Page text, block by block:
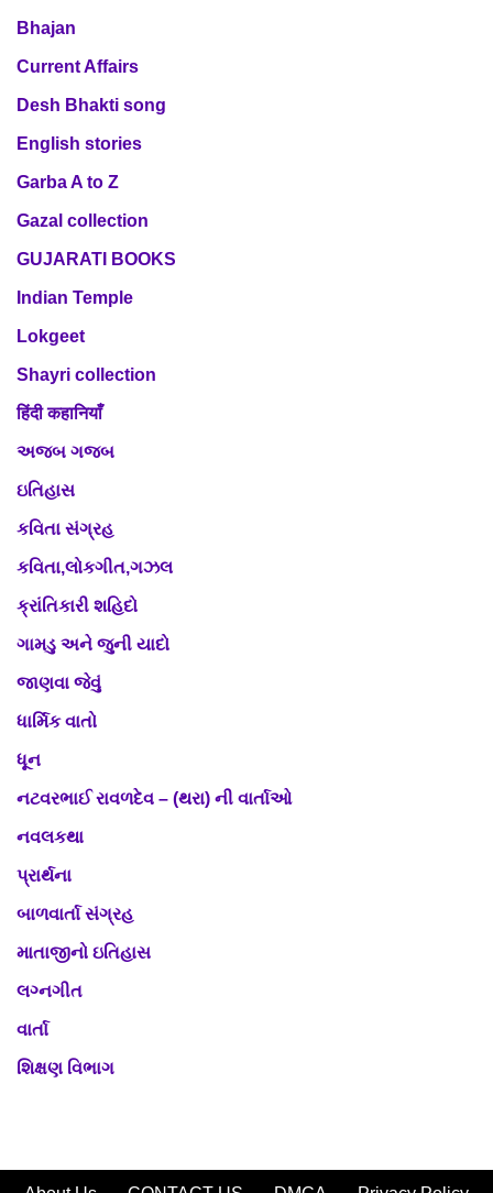
Bhajan
Current Affairs
Desh Bhakti song
English stories
Garba A to Z
Gazal collection
GUJARATI BOOKS
Indian Temple
Lokgeet
Shayri collection
हिंदी कहानियाँ
અજબ ગજબ
ઇતિહાસ
કવિતા સંગ્રહ
કવિતા,લોકગીત,ગઝલ
ક્રાંતિકારી શહિદો
ગામડુ અને જુની યાદો
જાણવા જેવું
ધાર્મિક વાતો
ધૂન
નટવરભાઈ રાવળદેવ – (થરા) ની વાર્તાઓ
નવલકથા
પ્રાર્થના
બાળવાર્તા સંગ્રહ
માતાજીનો ઇતિહાસ
લગ્નગીત
વાર્તા
શિક્ષણ વિભાગ